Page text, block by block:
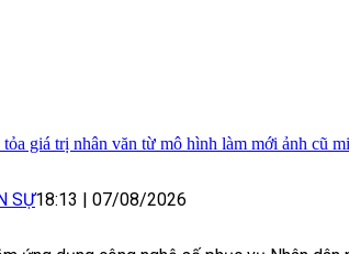
giá trị nhân văn từ mô hình làm mới ảnh cũ
SỰ18:13 | 07/08/2026